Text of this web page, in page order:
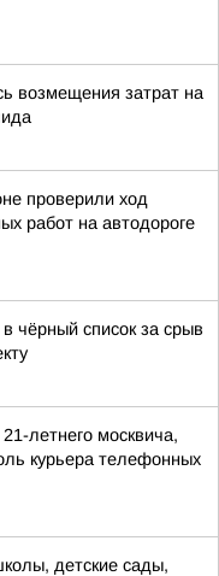
возмещения затрат на
проверили ход
работ на автодороге
чёрный список за срыв
летнего москвича,
курьера телефонных
детские сады,